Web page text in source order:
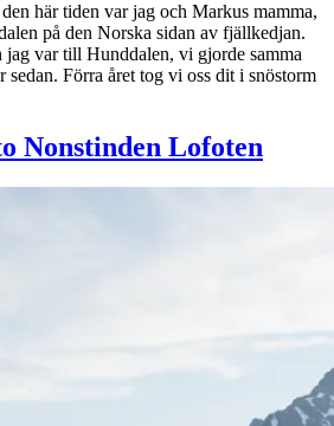
här tiden var jag och Markus mamma,
på den Norska sidan av fjällkedjan.
jag var till Hunddalen, vi gjorde samma
sedan. Förra året tog vi oss dit i snöstorm
Nonstinden Lofoten